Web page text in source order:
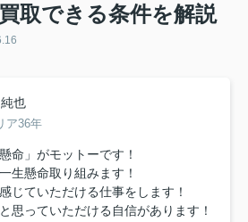
取できる条件を解説
也
ア36年
命」がモットーです！
生懸命取り組みます！
じていただける仕事をします！
思っていただける自信があります！